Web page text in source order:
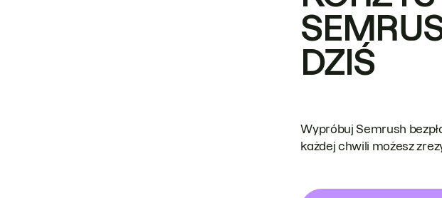
DZIŚ
Wypróbuj Semrush
każdej chwili możesz